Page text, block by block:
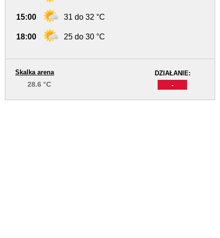
15:00 31 do 32 °C
18:00 25 do 30 °C
DZIAŁANIE:
-
Skalka arena
28.6 °C